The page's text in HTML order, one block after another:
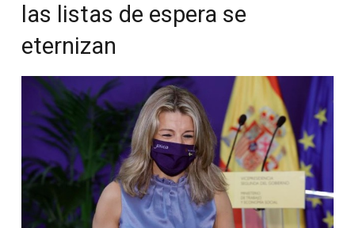
las listas de espera se
eternizan